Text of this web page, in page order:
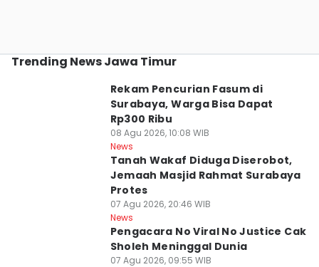
Trending News Jawa Timur
Rekam Pencurian Fasum di
Surabaya, Warga Bisa Dapat
Rp300 Ribu
08 Agu 2026, 10:08 WIB
News
Tanah Wakaf Diduga Diserobot,
Jemaah Masjid Rahmat Surabaya
Protes
07 Agu 2026, 20:46 WIB
News
Pengacara No Viral No Justice Cak
Sholeh Meninggal Dunia
07 Agu 2026, 09:55 WIB